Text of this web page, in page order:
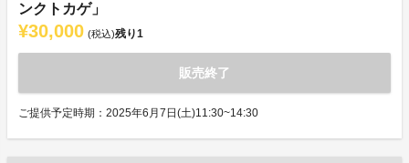
ンクトカゲ」
¥30,000 (税込)残り1
販売終了
ご提供予定時期：2025年6月7日(土)11:30~14:30